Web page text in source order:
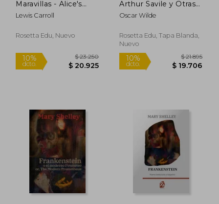
50% 10%
Maravillas - Alice's
Adventures in
Wonderland
Lewis Carroll
Rosetta Edu, Nuevo
Arthur Savile y Otras
Historias
Oscar Wilde
Rosetta Edu, Tapa Blanda,
Nuevo